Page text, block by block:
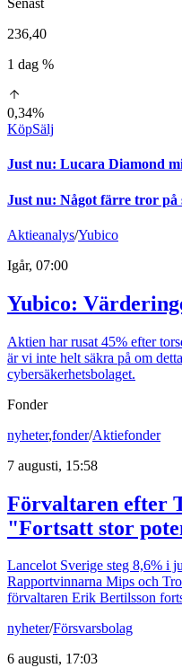
Senast
236,40
1 dag %
0,34%
KöpSälj
Just nu: Lucara Diamond
Just nu: Något färre tror på
Aktieanalys/Yubico
Igår, 07:00
Yubico:
Aktien har rusat 45% efter
är vi inte helt säkra på om
cybersäkerhetsbolaget.
Fonder
nyheter,fonder/Aktiefonder
7 augusti, 15:58
Förvaltaren efter
"Fortsatt stor
Lancelot Sverige steg 8,6% i
Rapportvinnarna Mips och
förvaltaren Erik Bertilsson
nyheter/Försvarsbolag
6 augusti, 17:03